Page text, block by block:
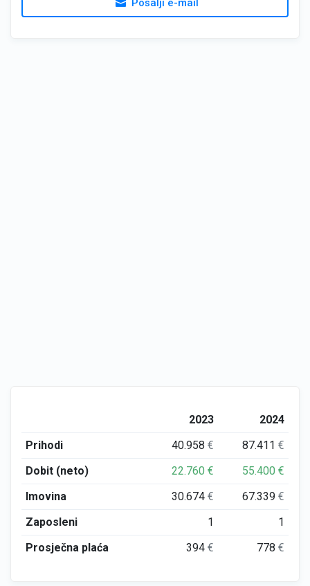
Pošalji e-mail
2023
2024
Prihodi
40.958€ 87.411€
Dobit (neto)
22.760€ 55.400€
Imovina
30.674€ 67.339€
Zaposleni
1
1
Prosječna plaća
394€ 778€